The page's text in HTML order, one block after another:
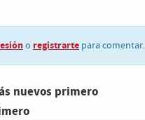
o registrarte para comentar.
nuevos primero